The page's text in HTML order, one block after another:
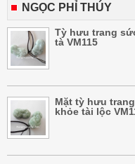
NGỌC PHỈ THÚY
Tỳ hưu trang
tà VM115
Mặt tỳ hưu
khỏe tài lộc